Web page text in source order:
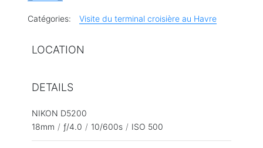
Catégories: Visite du terminal croisière au Havre
LOCATION
DETAILS
NIKON D5200
18mm / ƒ/4.0 / 10/600s / ISO 500